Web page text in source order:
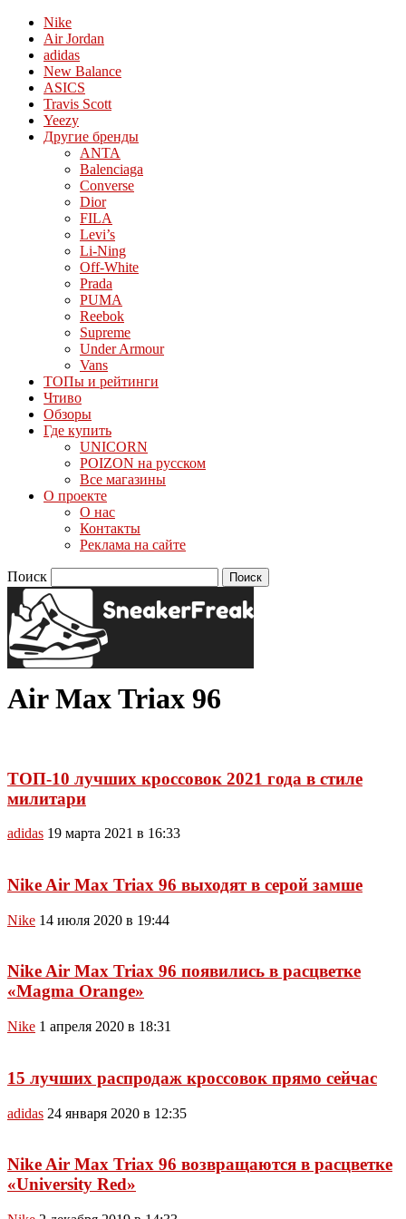
Nike
Air Jordan
adidas
New Balance
ASICS
Travis Scott
Yeezy
Другие бренды
ANTA
Balenciaga
Converse
Dior
FILA
Levi’s
Li-Ning
Off-White
Prada
PUMA
Reebok
Supreme
Under Armour
Vans
ТОПы и рейтинги
Чтиво
Обзоры
Где купить
UNICORN
POIZON на русском
Все магазины
О проекте
О нас
Контакты
Реклама на сайте
Поиск
Air Max Triax 96
ТОП-10 лучших кроссовок 2021 года в стиле
милитари
adidas 19 марта 2021 в 16:33
Nike Air Max Triax 96 выходят в серой замше
Nike 14 июля 2020 в 19:44
Nike Air Max Triax 96 появились в расцветке
«Magma Orange»
Nike 1 апреля 2020 в 18:31
15 лучших распродаж кроссовок прямо сейчас
adidas 24 января 2020 в 12:35
Nike Air Max Triax 96 возвращаются в расцветке
«University Red»